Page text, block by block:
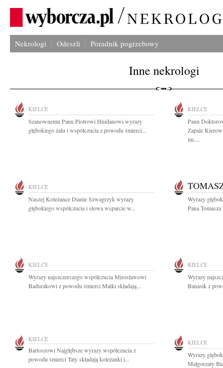
Nekrologi Odeszli Poradnik pogrzebowy
Inne nekrologi
KIELCE
Szanownemu Panu Piotrowi Hnidanowi wyrazy
głębokiego żalu i współczucia z powodu śmierci...
KIELCE
Panu
Zapale
im....
KIELCE
Naszej Koleżance Dianie Szwagrzyk wyrazy
głębokiego współczucia i słowa wsparcie w...
Wyrazy
Pana
KIELCE
Wyrazy najszczerszego współczucia Mirosławowi
Badurakowi z powodu śmierci Matki składają...
KIELCE
Wyrazy
Banasik z
KIELCE
Bartoszowi Najgłębsze wyrazy współczucia z
powodu śmierci Taty składają koleżanki i...
KIELCE
Wyrazy
Małgorzaty